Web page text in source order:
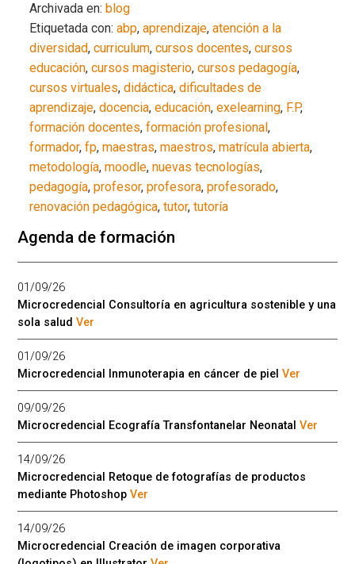
Archivada en: blog
Etiquetada con:abp,aprendizaje,atención a la
diversidad,curriculum,cursos docentes,cursos
educación,cursos magisterio,cursos pedagogía,
cursos virtuales,didáctica,dificultades de
aprendizaje,docencia,educación,exelearning, F.P,
formación docentes,formación profesional,
formador,fp,maestras,maestros,matrícula abierta,
metodología,moodle,nuevas tecnologías,
pedagogía,profesor,profesora,profesorado,
renovación pedagógica,tutor,tutoría
Agenda de formación
01/09/26
Microcredencial Consultoría en agricultura sostenible y una
sola saludVer
01/09/26
Microcredencial Inmunoterapia en cáncer de pielVer
09/09/26
Microcredencial Ecografía Transfontanelar NeonatalVer
14/09/26
Microcredencial Retoque de fotografías de productos
mediante PhotoshopVer
14/09/26
Microcredencial Creación de imagen corporativa